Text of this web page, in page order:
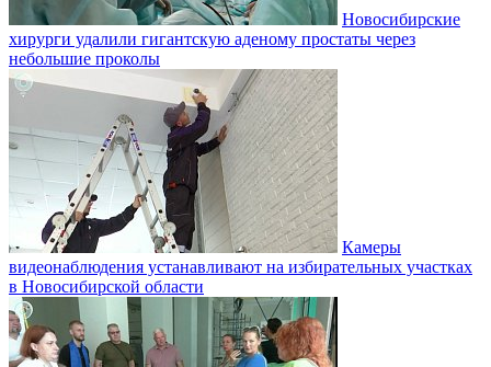
Новосибирские
хирурги удалили гигантскую аденому простаты через
небольшие проколы
Камеры
видеонаблюдения устанавливают на избирательных участках
в Новосибирской области